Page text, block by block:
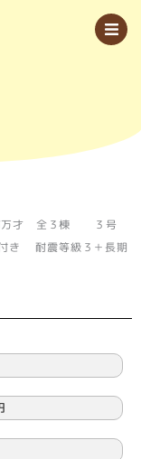
万才 全３棟 ３号
き 耐震等級３＋長期